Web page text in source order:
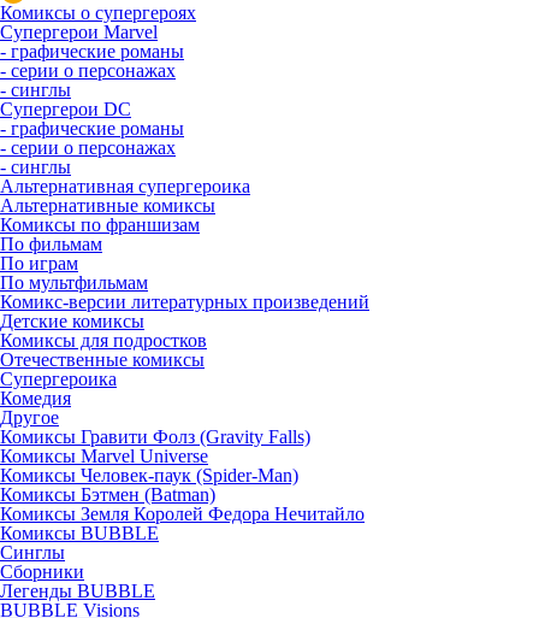
Комиксы о супергероях
Супергерои Marvel
- графические романы
- серии о персонажах
- синглы
Супергерои DC
- графические романы
- серии о персонажах
- синглы
Альтернативная супергероика
Альтернативные комиксы
Комиксы по франшизам
По фильмам
По играм
По мультфильмам
Комикс-версии литературных произведений
Детские комиксы
Комиксы для подростков
Отечественные комиксы
Супергероика
Комедия
Другое
Комиксы Гравити Фолз (Gravity Falls)
Комиксы Marvel Universe
Комиксы Человек-паук (Spider-Man)
Комиксы Бэтмен (Batman)
Комиксы Земля Королей Федора Нечитайло
Комиксы BUBBLE
Синглы
Сборники
Легенды BUBBLE
BUBBLE Visions